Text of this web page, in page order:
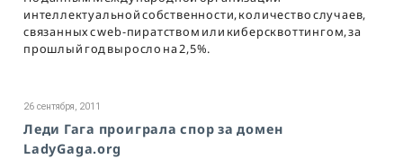
интеллектуальной собственности, количество случаев,
связанных с web-пиратством или киберсквоттингом, за
прошлый год выросло на 2,5%.
26 сентября, 2011
Леди Гага проиграла спор за домен
LadyGaga.org